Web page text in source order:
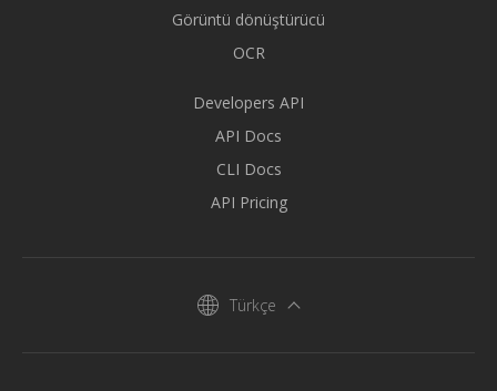
Görüntü dönüştürücü
OCR
Developers API
API Docs
CLI Docs
API Pricing
Türkçe